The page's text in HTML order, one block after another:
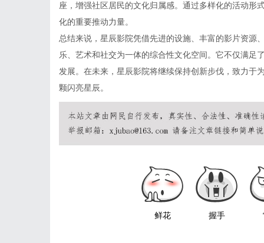
座，增强社区居民的文化归属感。通过多样化的活动形
化的重要推动力量。
总结来说，星辰影院凭借先进的设施、丰富的影片资源
乐、艺术和社交为一体的综合性文化空间。它不仅满足
发展。在未来，星辰影院将继续保持创新步伐，致力于
颗闪亮星辰。
鲜花 握手